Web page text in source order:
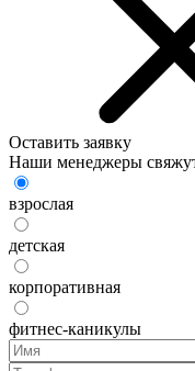
Оставить заявку
Наши менеджеры
взрослая
детская
корпоративная
фитнес-каникулы